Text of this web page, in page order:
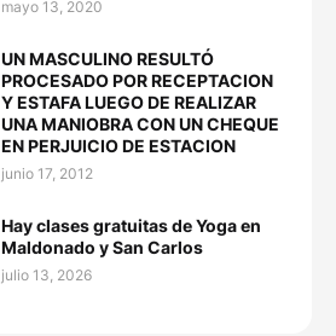
mayo 13, 2020
UN MASCULINO RESULTÓ
PROCESADO POR RECEPTACION
Y ESTAFA LUEGO DE REALIZAR
UNA MANIOBRA CON UN CHEQUE
EN PERJUICIO DE ESTACION
junio 17, 2012
Hay clases gratuitas de Yoga en
Maldonado y San Carlos
julio 13, 2026